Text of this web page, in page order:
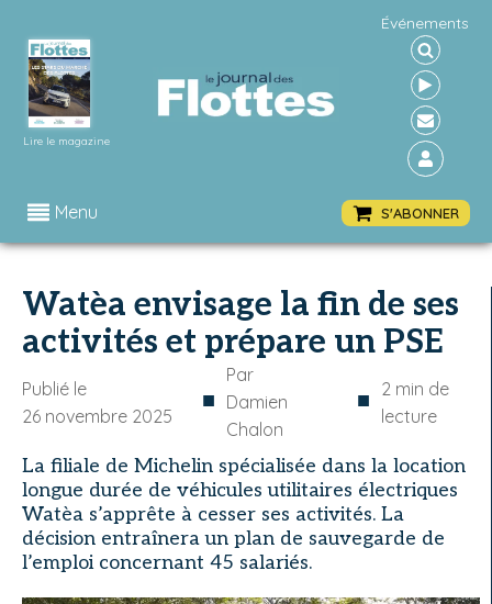
Lire le magazine
Événements
Menu S'ABONNER
Watèa envisage la fin de ses
activités et prépare un PSE
Publié le
26 novembre 2025
■
Par
Damien
Chalon
■ 2 min de
lecture
La filiale de Michelin spécialisée dans la location
longue durée de véhicules utilitaires électriques
Watèa s’apprête à cesser ses activités. La
décision entraînera un plan de sauvegarde de
l’emploi concernant 45 salariés.